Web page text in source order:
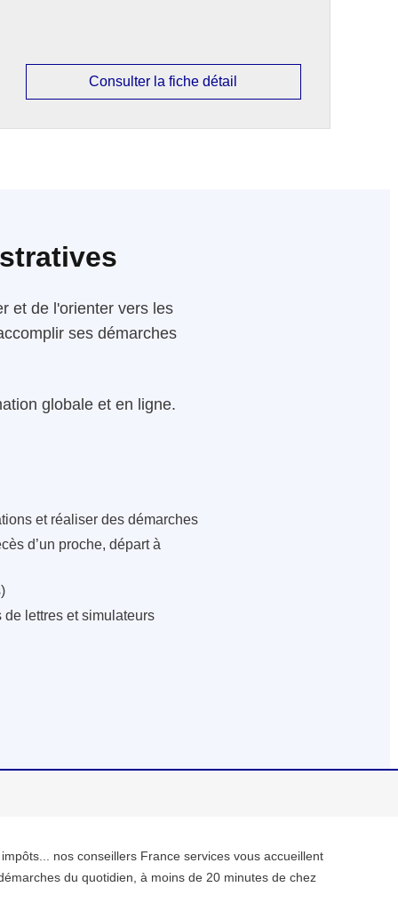
Consulter la fiche détail
et de l'orienter vers les
ses démarches
globale et en ligne.
et réaliser des démarches
d’un proche, départ à
lettres et simulateurs
nos conseillers France services vous accueillent
du quotidien, à moins de 20 minutes de chez